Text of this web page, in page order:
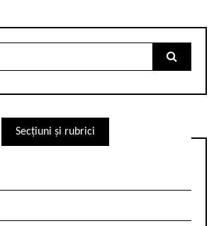
Secțiuni și rubrici